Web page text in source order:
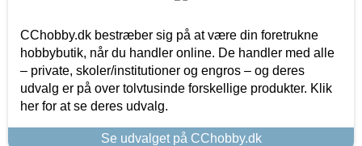
CChobby.dk bestræber sig på at være din foretrukne
hobbybutik, når du handler online. De handler med alle
– private, skoler/institutioner og engros – og deres
udvalg er på over tolvtusinde forskellige produkter. Klik
her for at se deres udvalg.
Se udvalget på CChobby.dk